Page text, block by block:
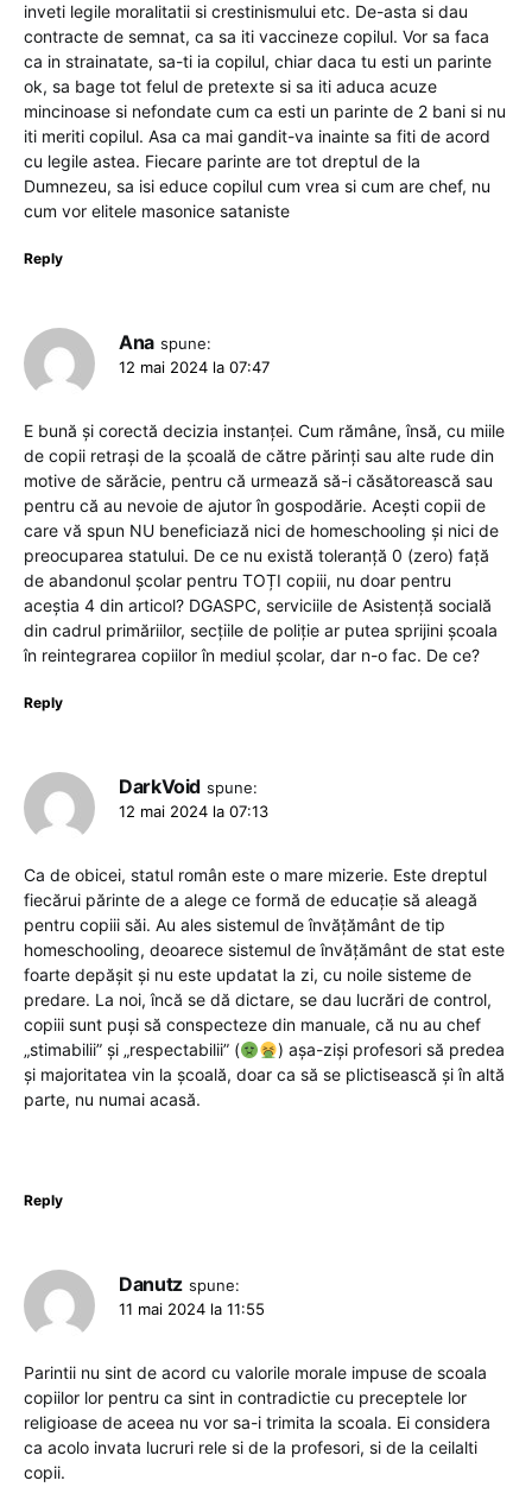
inveti legile moralitatii si crestinismului etc. De-asta si dau
contracte de semnat, ca sa iti vaccineze copilul. Vor sa faca
ca in strainatate, sa-ti ia copilul, chiar daca tu esti un parinte
ok, sa bage tot felul de pretexte si sa iti aduca acuze
mincinoase si nefondate cum ca esti un parinte de 2 bani si nu
iti meriti copilul. Asa ca mai gandit-va inainte sa fiti de acord
cu legile astea. Fiecare parinte are tot dreptul de la
Dumnezeu, sa isi educe copilul cum vrea si cum are chef, nu
cum vor elitele masonice sataniste
Reply
Ana spune:
12 mai 2024 la 07:47
E bună și corectă decizia instanței. Cum rămâne, însă, cu miile
de copii retrași de la școală de către părinți sau alte rude din
motive de sărăcie, pentru că urmează să-i căsătorească sau
pentru că au nevoie de ajutor în gospodărie. Acești copii de
care vă spun NU beneficiază nici de homeschooling și nici de
preocuparea statului. De ce nu există toleranță 0 (zero) față
de abandonul școlar pentru TOȚI copiii, nu doar pentru
aceștia 4 din articol? DGASPC, serviciile de Asistență socială
din cadrul primăriilor, secțiile de poliție ar putea sprijini școala
în reintegrarea copiilor în mediul școlar, dar n-o fac. De ce?
Reply
DarkVoid spune:
12 mai 2024 la 07:13
Ca de obicei, statul român este o mare mizerie. Este dreptul
fiecărui părinte de a alege ce formă de educație să aleagă
pentru copiii săi. Au ales sistemul de învățământ de tip
homeschooling, deoarece sistemul de învățământ de stat este
foarte depășit și nu este updatat la zi, cu noile sisteme de
predare. La noi, încă se dă dictare, se dau lucrări de control,
copiii sunt puși să conspecteze din manuale, că nu au chef
„stimabilii” și „respectabilii” (
) așa-ziși profesori să predea
și majoritatea vin la școală, doar ca să se plictisească și în altă
parte, nu numai acasă.
Reply
Danutz spune:
11 mai 2024 la 11:55
Parintii nu sint de acord cu valorile morale impuse de scoala
copiilor lor pentru ca sint in contradictie cu preceptele lor
religioase de aceea nu vor sa-i trimita la scoala. Ei considera
ca acolo invata lucruri rele si de la profesori, si de la ceilalti
copii.